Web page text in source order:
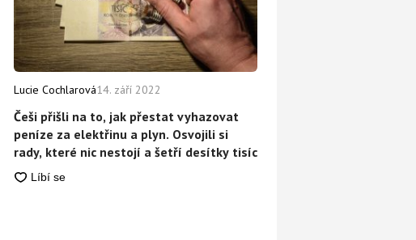
Češi přišli na to, jak přestat vyhazovat
peníze za elektřinu a plyn. Osvojili si
rady, které nic nestojí a šetří desítky tisíc
Lucie Cochlarová14. září 2022